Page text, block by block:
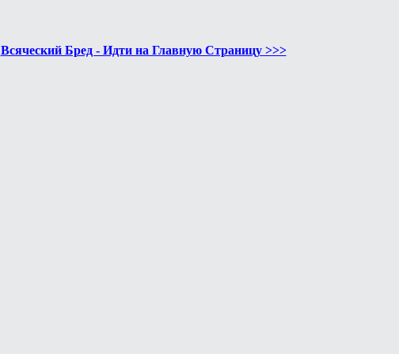
Всяческий Бред - Идти на Главную Страницу >>>